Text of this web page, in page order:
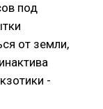
под
от земли,
-